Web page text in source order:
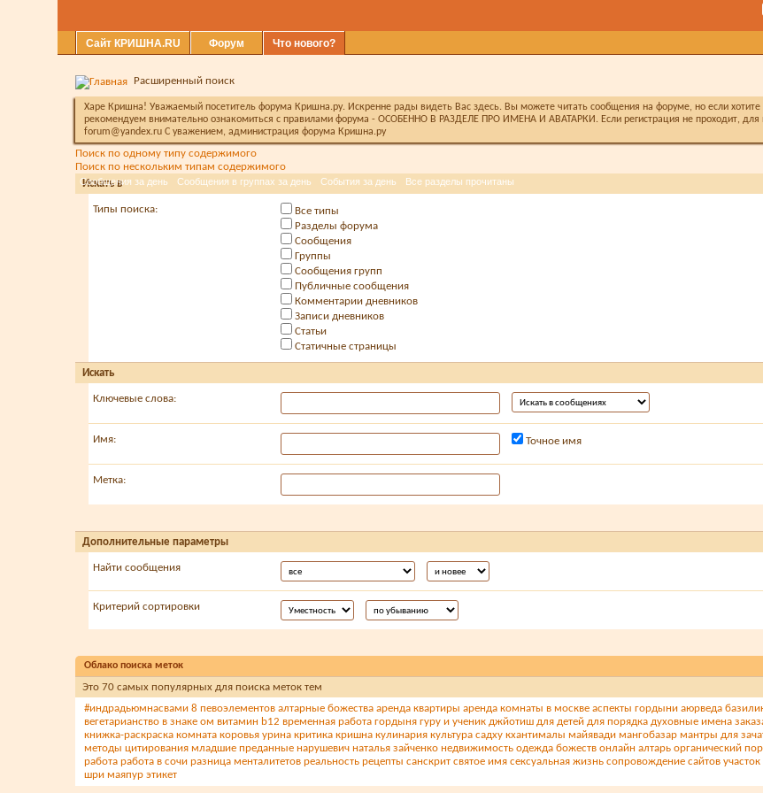
Сайт КРИШНА.RU Форум Что нового?
Сообщения за день Сообщения в группах за день События за день Все разделы прочитаны
Расширенный поиск
Харе Кришна! Уважаемый посетитель форума Кришна.ру. Искренне рады видеть Вас здесь. Вы можете читать сообщения на форуме, но если хотите
рекомендуем внимательно ознакомиться с правилами форума - ОСОБЕННО В РАЗДЕЛЕ ПРО ИМЕНА И АВАТАРКИ. Если регистрация не проходит,
forum@yandex.ru С уважением, администрация форума Кришна.ру
Поиск по одному типу содержимого
Поиск по нескольким типам содержимого
Искать в
Типы поиска:
Все типы
Разделы форума
Сообщения
Группы
Сообщения групп
Публичные сообщения
Комментарии дневников
Записи дневников
Статьи
Статичные страницы
Искать
Ключевые слова:
Имя: Точное имя
Метка:
Дополнительные параметры
Найти сообщения
Критерий сортировки
Облако поиска меток
Это 70 самых популярных для поиска меток тем
#индрадьюмнасвами 8 певоэлементов алтарные божества аренда квартиры аренда комнаты в москве аспекты гордыни аюрведа
вегетарианство в знаке ом витамин b12 временная работа гордыня гуру и ученик джйотиш для детей для порядка духовные имена
книжка-раскраска комната коровья урина критика кришна кулинария культура садху кхантималы майявади мангобазар мантры для
методы цитирования младшие преданные нарушевич наталья зайченко недвижимость одежда божеств онлайн алтарь органический
работа работа в сочи разница менталитетов реальность рецепты санскрит святое имя сексуальная жизнь сопровождение сайтов участок
шри маяпур этикет